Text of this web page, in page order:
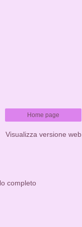
Home page
Visualizza versione web
completo